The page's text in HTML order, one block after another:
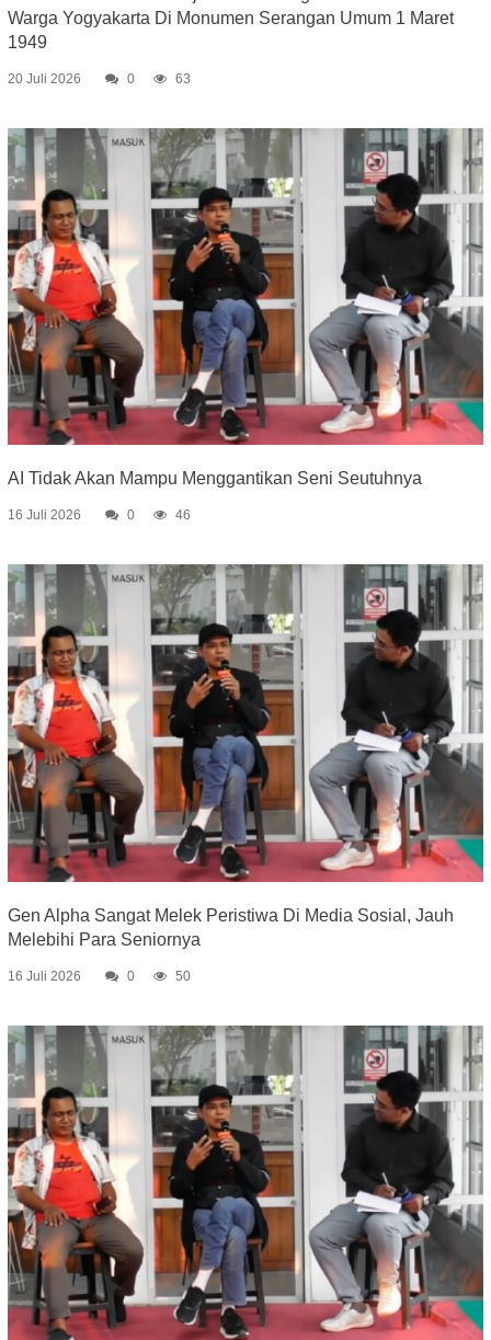
Warga Yogyakarta Di Monumen Serangan Umum 1 Maret
1949
20 Juli 2026 0 63
AI Tidak Akan Mampu Menggantikan Seni Seutuhnya
16 Juli 2026 0 46
Gen Alpha Sangat Melek Peristiwa Di Media Sosial, Jauh
Melebihi Para Seniornya
16 Juli 2026 0 50